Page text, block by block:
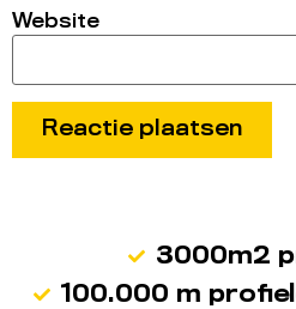
Website
3000m2
100.000 m